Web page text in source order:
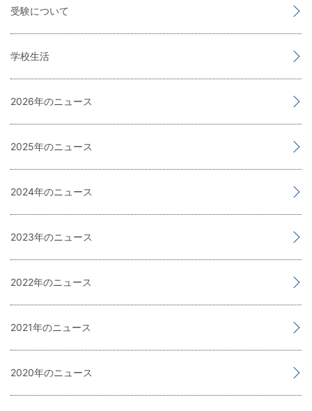
受験について
学校生活
2026
2025
2024
2023
2022
2021
2020